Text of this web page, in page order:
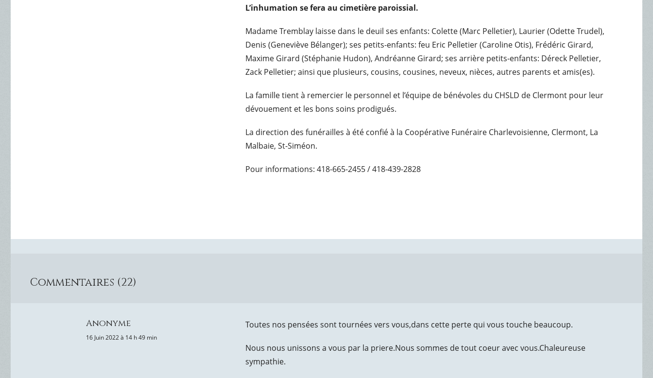
L’inhumation se fera au cimetière paroissial.
Madame Tremblay laisse dans le deuil ses enfants: Colette (Marc Pelletier), Laurier (Odette Trudel),
Denis (Geneviève Bélanger); ses petits-enfants: feu Eric Pelletier (Caroline Otis), Frédéric Girard,
Maxime Girard (Stéphanie Hudon), Andréanne Girard; ses arrière petits-enfants: Déreck Pelletier,
Zack Pelletier; ainsi que plusieurs, cousins, cousines, neveux, nièces, autres parents et amis(es).
La famille tient à remercier le personnel et l’équipe de bénévoles du CHSLD de Clermont pour leur
dévouement et les bons soins prodigués.
La direction des funérailles à été confié à la Coopérative Funéraire Charlevoisienne, Clermont, La
Malbaie, St-Siméon.
Pour informations: 418-665-2455 / 418-439-2828
Commentaires (22)
Anonyme
16 Juin 2022 à 14 h 49 min
Toutes nos pensées sont tournées vers vous,dans cette perte qui vous touche beaucoup.
Nous nous unissons a vous par la priere.Nous sommes de tout coeur avec vous.Chaleureuse
sympathie.